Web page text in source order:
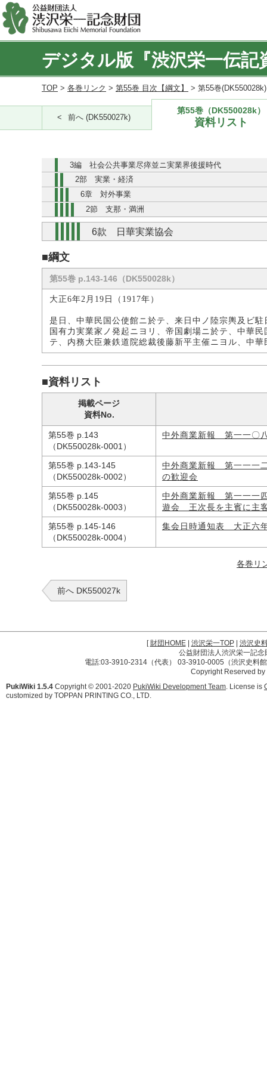
デジタル版『渋沢栄一伝記
TOP > 各巻リンク > 第55巻 目次【綱文】 > 第55巻
前へ (DK550027k)
第55巻（DK550028k）
資料リスト
3編 社会公共事業尽瘁並ニ実業界後援時代
2部 実業・経済
6章 対外事業
2節 支那・満洲
6款 日華実業協会
■綱文
第55巻 p.143-146（DK550028k）
大正6年2月19日（1917年）
是日、中華民国公使館ニ於テ、来日中ノ陸宗輿及ビ
国有力実業家ノ発起ニヨリ、帝国劇場ニ於テ、中華
テ、内務大臣兼鉄道院総裁後藤新平主催ニヨル、中
■資料リスト
掲載ページ
資料No.
第55巻 p.143
（DK550028k-0001）
中外商業新報 第一一〇
第55巻 p.143-145
（DK550028k-0002）
中外商業新報 第一一一
の歓迎会
第55巻 p.145
（DK550028k-0003）
中外商業新報 第一一一
遊会 王次長を主賓に主
第55巻 p.145-146
（DK550028k-0004）
集会日時通知表 大正六
各巻リ
前へ DK550027k
[財団HOME| 渋沢栄一TOP| 渋沢史
公益財団法人渋沢栄一記
電話:03-3910-2314（代表） 03-3910-0005（渋沢史料
Copyright Reserved
PukiWiki 1.5.4 Copyright © 2001-2020 PukiWiki Development Team. License is
customized by TOPPAN PRINTING CO., LTD.